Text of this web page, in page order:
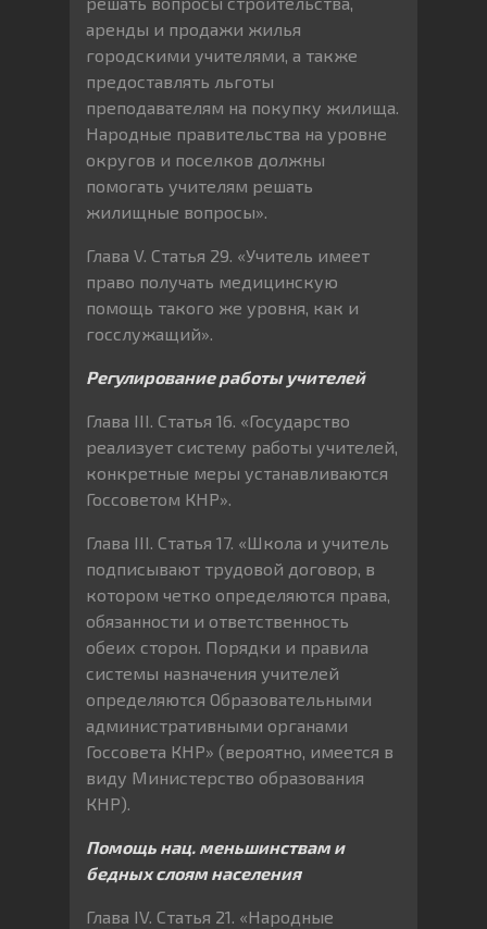
аренды и продажи жилья
городскими учителями, а также
предоставлять льготы
преподавателям на покупку жилища.
Народные правительства на уровне
округов и поселков должны
помогать учителям решать
жилищные вопросы».
Глава V. Статья 29. «Учитель имеет
право получать медицинскую
помощь такого же уровня, как и
госслужащий».
Регулирование работы учителей
Глава III. Статья 16. «Государство
реализует систему работы учителей,
конкретные меры устанавливаются
Госсоветом КНР».
Глава III. Статья 17. «Школа и учитель
подписывают трудовой договор, в
котором четко определяются права,
обязанности и ответственность
обеих сторон. Порядки и правила
системы назначения учителей
определяются Образовательными
административными органами
Госсовета КНР» (вероятно, имеется в
виду Министерство образования
КНР).
Помощь нац. меньшинствам и
бедных слоям населения
Глава IV. Статья 21. «Народные